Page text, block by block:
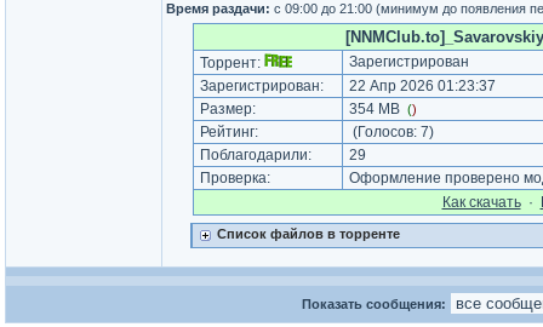
Время раздачи: с 09:00 до 21:00 (минимум до появления
Торрент:
Зарегистрирован
Зарегистрирован:
22 Апр 2026 01:23:37
Размер:
354 MB ()
Рейтинг: (Голосов: 7)
Поблагодарили:
29
Проверка:
Оформление проверено
Как cкачать·
Список файлов в торренте
Показать сообщения: